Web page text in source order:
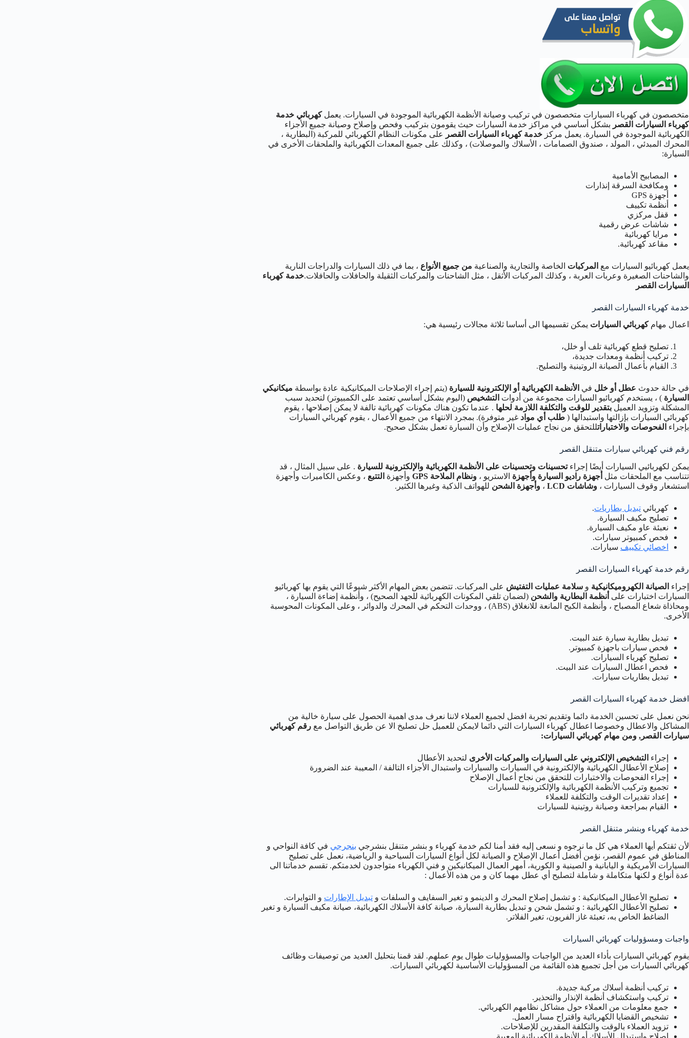
متخصصون في كهرباء السيارات متخصصون في تركيب وصيانة الأنظمة الكهربائية الموجودة في السيارات. يعملكهربائي خدمة
كهرباء السيارات القصر بشكل أساسي في مراكز خدمة السيارات حيث يقومون بتركيب وفحص وإصلاح وصيانة جميع الأجزاء
الكهربائية الموجودة في السيارة. يعمل مركز خدمة كهرباء السيارات القصر
على مكونات النظام الكهربائي للمركبة (البطارية ،
المحرك المبدئي ، المولد ، صندوق الصمامات ، الأسلاك والموصلات) ، وكذلك على جميع المعدات الكهربائية والملحقات الأخرى في
السيارة:
المصابيح الأمامية
ومكافحة السرقة إنذارات
أجهزة GPS
أنظمة تكييف
قفل مركزي
شاشات عرض رقمية
مرايا كهربائية
مقاعد كهربائية.
يعمل كهربائيو السيارات مع المركبات الخاصة والتجارية والصناعية من جميع الأنواع ، بما في ذلك السيارات والدراجات النارية
والشاحنات الصغيرة وعربات العربة ، وكذلك المركبات الأثقل ، مثل الشاحنات والمركبات الثقيلة والحافلات والحافلات.خدمة كهرباء
السيارات القصر
خدمة كهرباء السيارات القصر
اعمال مهامكهربائي السيارات يمكن تقسيمها الى أساسا ثلاثة مجالات رئيسية هي:
تصليح قطع كهربائية تلف أو خلل،
تركيب أنظمة ومعدات جديدة،
القيام بأعمال الصيانة الروتينية والتصليح.
في حالة حدوث عطل أو خلل في الأنظمة الكهربائية أو الإلكترونية للسيارة (يتم إجراء الإصلاحات الميكانيكية عادة بواسطة ميكانيكي
السيارة ) ، يستخدم كهربائيو السيارات مجموعة من أدوات التشخيص (اليوم بشكل أساسي تعتمد على الكمبيوتر) لتحديد سبب
المشكلة وتزويد العميل بتقدير للوقت والتكلفة اللازمة لحلها . عندما تكون هناك مكونات كهربائية تالفة لا يمكن إصلاحها ، يقوم
كهربائي السيارات بإزالتها واستبدالها ( طلب أي مواد غير متوفرة). بمجرد الانتهاء من جميع الأعمال ، يقوم كهربائي السيارات
بإجراء الفحوصات والاختباراتللتحقق من نجاح عمليات الإصلاح وأن السيارة تعمل بشكل صحيح.
رقم فني كهربائي سيارات متنقل القصر
يمكن لكهربائيي السيارات أيضًا إجراءتحسينات وتحسينات على الأنظمة الكهربائية والإلكترونية للسيارة . على سبيل المثال ، قد
تتناسب مع الملحقات مثل أجهزة راديو السيارة وأجهزة الاستريو ، ونظام الملاحة GPS وأجهزة التتبع ، وعكس الكاميرات وأجهزة
استشعار وقوف السيارات ، وشاشات LCD ، وأجهزة الشحن للهواتف الذكية وغيرها الكثير.
كهربائي تبديل بطاريات.
تصليح مكيف السيارة.
نعبئة عاو مكيف السيارة.
فحص كمبيوتر سيارات.
اخصائي تكييف سيارات.
رقم خدمة كهرباء السيارات القصر
إجراء الصيانة الكهروميكانيكية و سلامة عمليات التفتيش على المركبات. تتضمن بعض المهام الأكثر شيوعًا التي يقوم بها كهربائيو
السيارات اختبارات على أنظمة البطارية والشحن (لضمان تلقي المكونات الكهربائية للجهد الصحيح) ، وأنظمة إضاءة السيارة ،
ومحاذاة شعاع المصباح ، وأنظمة الكبح المانعة للانغلاق (ABS) ، ووحدات التحكم في المحرك والدوائر ، وعلى المكونات المحوسبة
الأخرى.
تبديل بطارية سيارة عند البيت.
فحص سيارات باجهزة كمبيوتر.
تصليح كهرباء السيارات.
فحص اعطال السيارات عند البيت.
تبديل بطاريات سيارات.
افضل خدمة كهرباء السيارات القصر
نحن نعمل على تحسين الخدمة دائما وتقديم تجربة افضل لجميع العملاء لاننا نعرف مدى اهمية الحصول على سيارة خالية من
المشاكل والاعطال وخصوصا اعطال كهرباء السيارات التي دائما لايمكن للعميل حل تصليخ الا عن طريق التواصل مع رقم كهربائي
سيارات القصر, ومن مهام كهربائي السيارات:
إجراء التشخيص الإلكتروني على السيارات والمركبات الأخرى لتحديد الأعطال
إصلاح الأعطال الكهربائية والإلكترونية في السيارات والسيارات واستبدال الأجزاء التالفة / المعيبة عند الضرورة
إجراء الفحوصات والاختبارات للتحقق من نجاح أعمال الإصلاح
تجميع وتركيب الأنظمة الكهربائية والإلكترونية للسيارات
إعداد تقديرات الوقت والتكلفة للعملاء
القيام بمراجعة وصيانة روتينية للسيارات
خدمة كهرباء وبنشر متنقل القصر
لأن ثقتكم أيها العملاء هي كل ما نرجوه و نسعى إليه فقد أمنا لكم خدمة كهرباء و بنشر متنقل بنشرجي بنجرجي في كافة النواحي و
المناطق في عموم القصر، نؤمن أفضل أعمال الإصلاح و الصيانة لكل أنواع السيارات السياحية و الرياضية، نعمل على تصليح
السيارات الأمريكية و اليابانية و الصينية و الكورية، أمهر العمال الميكانيكين و فني الكهرباء متواجدون لخدمتكم. تقسم خدماتنا الى
عدة أنواع و لكنها متكاملة و شاملة لتصليح أي عطل مهما كان و من هذه الأعمال :
تصليح الأعطال الميكانيكية : و تشمل إصلاح المحرك و الدينمو و تغير السفايف و السلفات و تبديل الإطارات و التوايرات.
تصليح الأعطال الكهربائية : و تشمل شحن و تبديل بطارية السيارة، صيانة كافة الأسلاك الكهربائية، صيانة مكيف السيارة و تغير
الضاغط الخاص به، تعبئة غاز الفريون، تغير الفلاتر.
واجبات ومسؤوليات كهربائي السيارات
يقوم كهربائي السيارات بأداء العديد من الواجبات والمسؤوليات طوال يوم عملهم. لقد قمنا بتحليل العديد من توصيفات وظائف
كهربائي السيارات من أجل تجميع هذه القائمة من المسؤوليات الأساسية لكهربائي السيارات.
تركيب أنظمة أسلاك مركبة جديدة.
تركيب واستكشاف أنظمة الإنذار والتحذير.
جمع معلومات من العملاء حول مشاكل نظامهم الكهربائي.
تشخيص القضايا الكهربائية واقتراح مسار العمل.
تزويد العملاء بالوقت والتكلفة المقدرين للإصلاحات.